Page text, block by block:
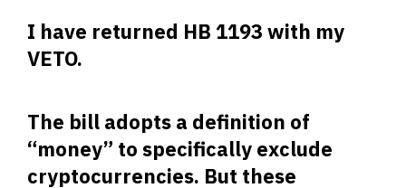
I have returned HB 1193 with my
VETO.
The bill adopts a definition of
“money” to specifically exclude
cryptocurrencies. But these